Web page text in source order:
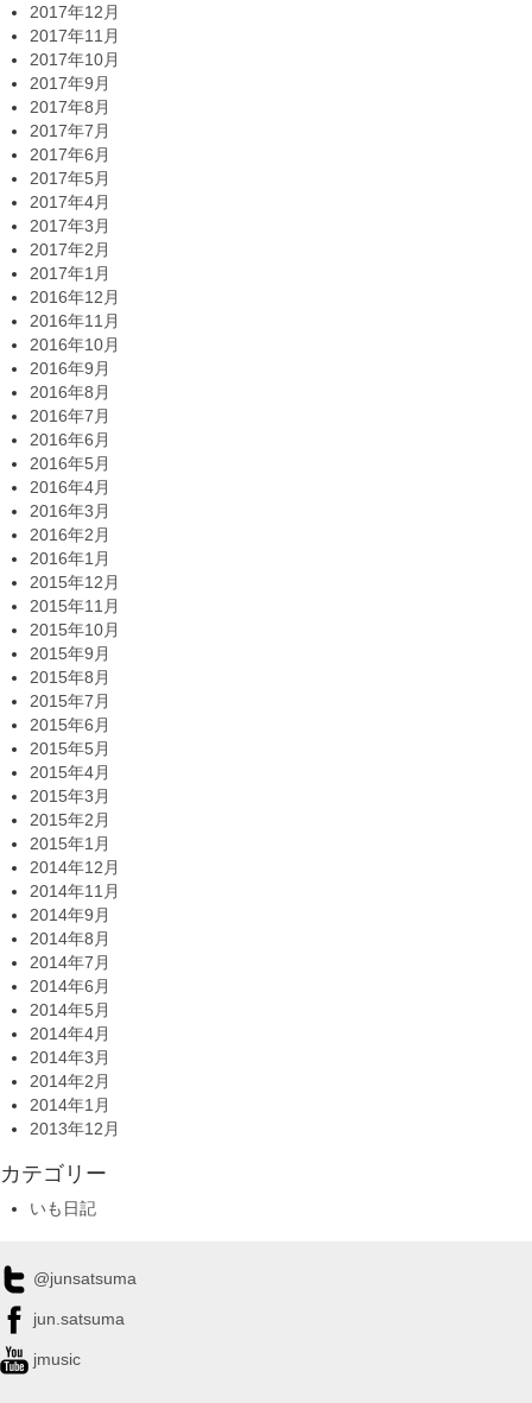
2017年12月
2017年11月
2017年10月
2017年9月
2017年8月
2017年7月
2017年6月
2017年5月
2017年4月
2017年3月
2017年2月
2017年1月
2016年12月
2016年11月
2016年10月
2016年9月
2016年8月
2016年7月
2016年6月
2016年5月
2016年4月
2016年3月
2016年2月
2016年1月
2015年12月
2015年11月
2015年10月
2015年9月
2015年8月
2015年7月
2015年6月
2015年5月
2015年4月
2015年3月
2015年2月
2015年1月
2014年12月
2014年11月
2014年9月
2014年8月
2014年7月
2014年6月
2014年5月
2014年4月
2014年3月
2014年2月
2014年1月
2013年12月
カテゴリー
いも日記
@junsatsuma
jun.satsuma
jmusic